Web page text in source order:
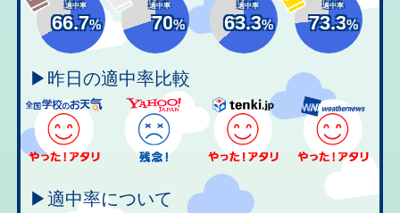
適中率
66.7%
適中率
70%
適中率
63.3%
適中率
73.3%
▶昨日の適中率比較
▶適中率について